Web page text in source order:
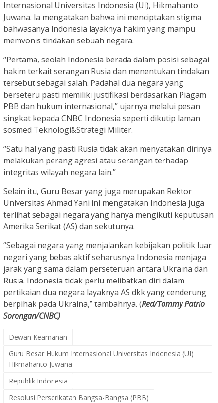
Internasional Universitas Indonesia (UI), Hikmahanto
Juwana. Ia mengatakan bahwa ini menciptakan stigma
bahwasanya Indonesia layaknya hakim yang mampu
memvonis tindakan sebuah negara.
“Pertama, seolah Indonesia berada dalam posisi sebagai
hakim terkait serangan Rusia dan menentukan tindakan
tersebut sebagai salah. Padahal dua negara yang
berseteru pasti memiliki justifikasi berdasarkan Piagam
PBB dan hukum internasional,” ujarnya melalui pesan
singkat kepada CNBC Indonesia seperti dikutip laman
sosmed Teknologi&Strategi Militer.
“Satu hal yang pasti Rusia tidak akan menyatakan dirinya
melakukan perang agresi atau serangan terhadap
integritas wilayah negara lain.”
Selain itu, Guru Besar yang juga merupakan Rektor
Universitas Ahmad Yani ini mengatakan Indonesia juga
terlihat sebagai negara yang hanya mengikuti keputusan
Amerika Serikat (AS) dan sekutunya.
“Sebagai negara yang menjalankan kebijakan politik luar
negeri yang bebas aktif seharusnya Indonesia menjaga
jarak yang sama dalam perseteruan antara Ukraina dan
Rusia. Indonesia tidak perlu melibatkan diri dalam
pertikaian dua negara layaknya AS dkk yang cenderung
berpihak pada Ukraina,” tambahnya. (Red/Tommy Patrio
Sorongan/CNBC)
Dewan Keamanan
Guru Besar Hukum Internasional Universitas Indonesia (UI)
Hikmahanto Juwana
Republik Indonesia
Resolusi Perserikatan Bangsa-Bangsa (PBB)